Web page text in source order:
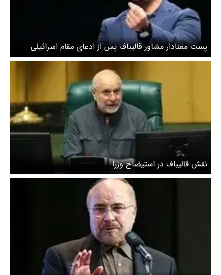
پست معنادار مشاور قالیباف پس از ادعای مقام اسرائیلی
درباره احتمال از سرگیری جنگ +‌ عکس
نقش قالیباف در استیضاح وزرا